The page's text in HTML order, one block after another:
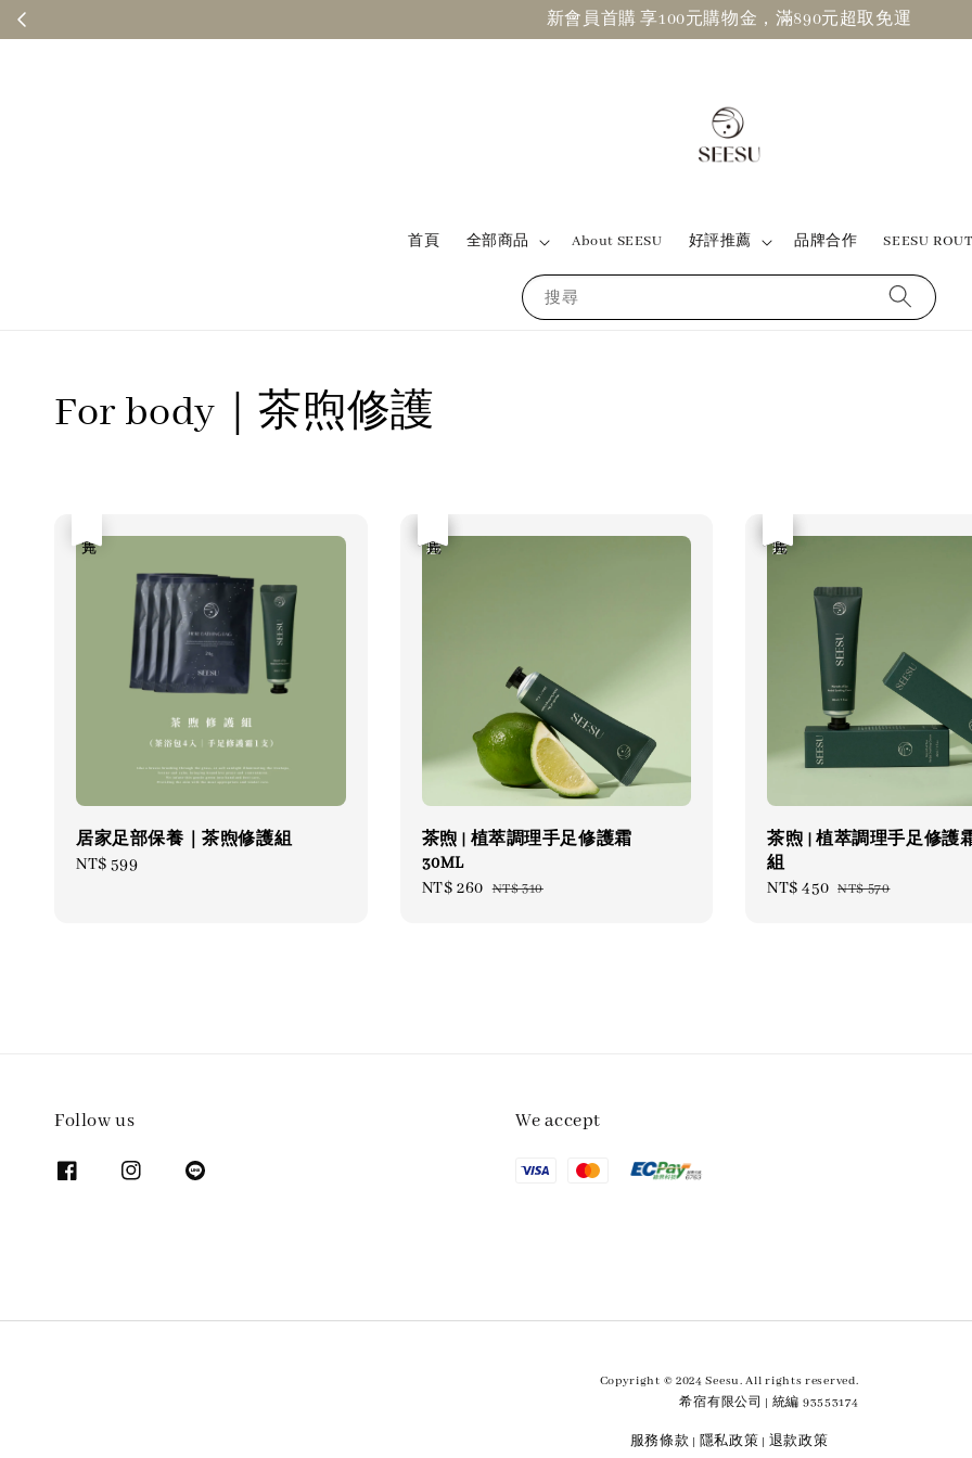
新會員首購 享100元購物金，滿890元超取免運
搜尋
首頁 全部商品 About SEESU 好評推薦 品牌合作 SEESU
For body｜茶煦修護
居家足部保養｜茶煦修護組
Regular
NT$ 599
茶煦 | 植萃調理手足修護霜
30ML
Sale
NT$ 260 Regular
NT$ 310
茶煦 | 植萃調理手足修護
組
Sale
NT$ 450 Regular
NT$ 570
Follow us We accept
Copyright © 2024 Seesu. All rights reserved.
希宿有限公司 | 統編 93553174
服務條款 | 隱私政策 | 退款政策